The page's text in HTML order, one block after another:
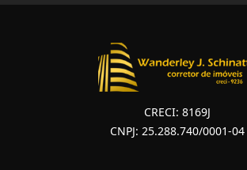
CRECI: 8169J
CNPJ: 25.288.740/0001-04